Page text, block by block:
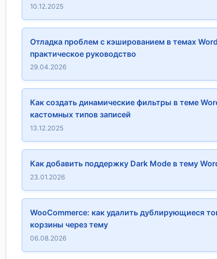
10.12.2025
Отладка проблем с кэшированием в темах
практическое руководство
29.04.2026
Как создать динамические фильтры в теме
кастомных типов записей
13.12.2025
Как добавить поддержку Dark Mode в тему
23.01.2026
WooCommerce: как удалить дублирующиеся
корзины через тему
06.08.2026